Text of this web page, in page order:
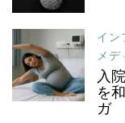
イン
メデ
入
を
ガ